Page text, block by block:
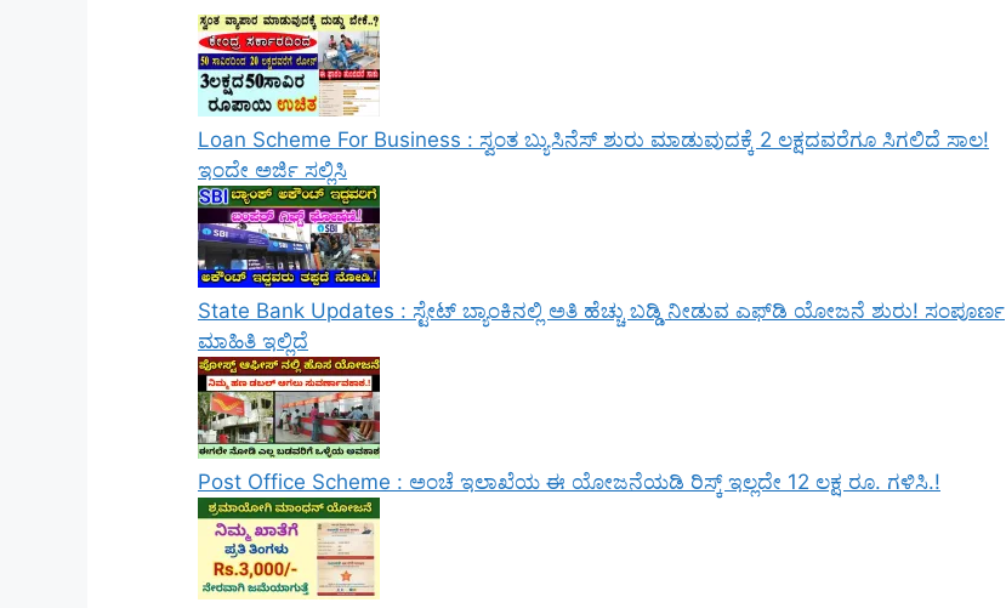
Loan Scheme For Business : ಸ್ವಂತ ಬ್ಯುಸಿನೆಸ್ ಶುರು ಮಾಡುವುದಕ್ಕೆ 2 ಲಕ್ಷದವರೆಗೂ ಸಿಗಲಿದೆ ಸಾಲ!
ಇಂದೇ ಅರ್ಜಿ ಸಲ್ಲಿಸಿ
State Bank Updates : ಸ್ಟೇಟ್ ಬ್ಯಾಂಕಿನಲ್ಲಿ ಅತಿ ಹೆಚ್ಚು ಬಡ್ಡಿ ನೀಡುವ ಎಫ್‌ಡಿ ಯೋಜನೆ ಶುರು! ಸಂಪೂರ್ಣ
ಮಾಹಿತಿ ಇಲ್ಲಿದೆ
Post Office Scheme : ಅಂಚೆ ಇಲಾಖೆಯ ಈ ಯೋಜನೆಯಡಿ ರಿಸ್ಕ್‌ ಇಲ್ಲದೇ 12 ಲಕ್ಷ ರೂ. ಗಳಿಸಿ.!